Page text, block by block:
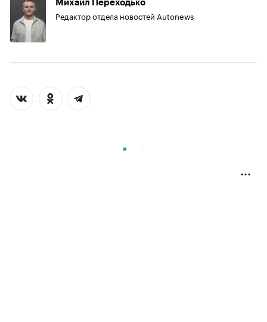
Михаил Переходько
Редактор отдела новостей Autonews